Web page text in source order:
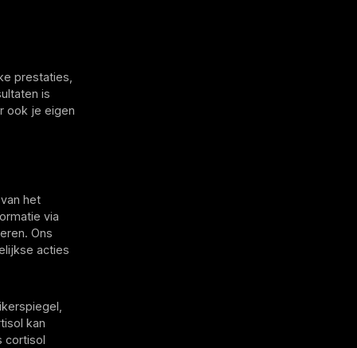
prestaties,
is
ook je eigen
het
via
Ons
acties
kan
cortisol